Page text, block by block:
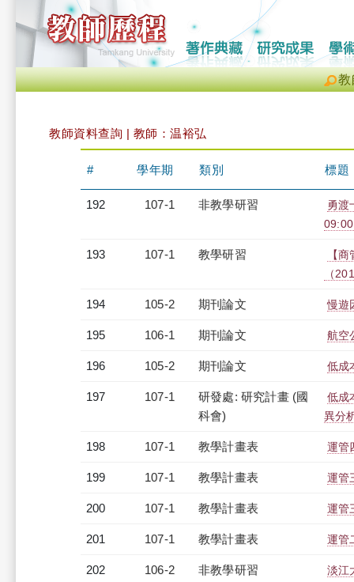
教
教師資料查詢 | 教師：温裕弘
# 學年期 類別 標題
192 107-1 非教學研習
勇渡
193 107-1 教學研習
【
（
194 105-2 期刊論文 慢遊
195 106-1 期刊論文 航空
196 105-2 期刊論文 低成
197 107-1
研發處: 研究計畫 (國
科會)
低成
異分
198 107-1 教學計畫表 運管
199 107-1 教學計畫表 運管
200 107-1 教學計畫表 運管
201 107-1 教學計畫表 運管
202 106-2 非教學研習
淡江